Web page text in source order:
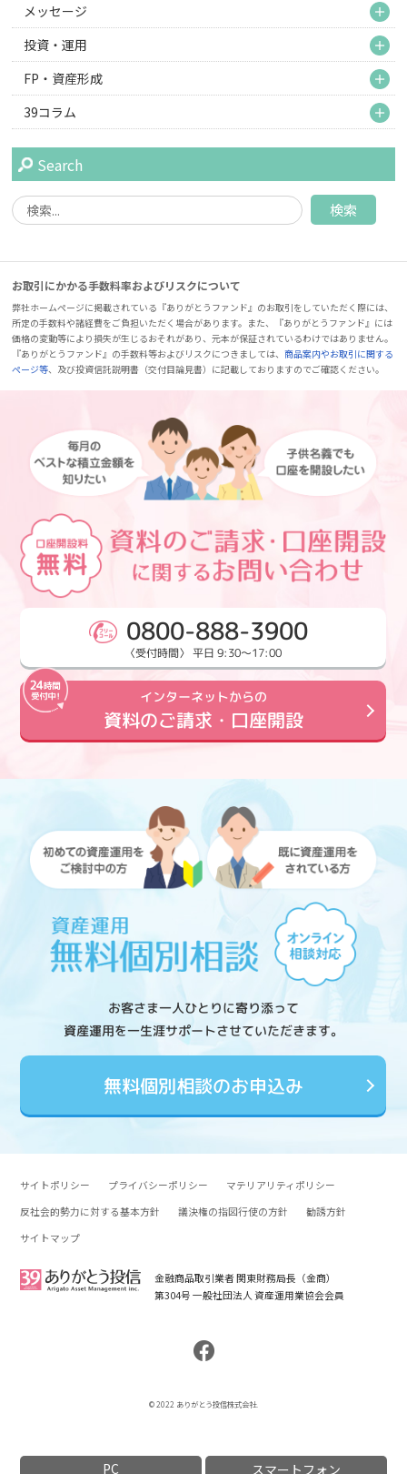
メッセージ
投資・運用
FP・資産形成
39コラム
Search
お取引にかかる手数料率およびリスクについて
弊社ホームページに掲載されている『ありがとうファンド』のお取引をしていただく際には、
所定の手数料や諸経費をご負担いただく場合があります。また、『ありがとうファンド』には
価格の変動等により損失が生じるおそれがあり、元本が保証されているわけではありません。
『ありがとうファンド』の手数料等およびリスクにつきましては、商品案内やお取引に関する
ページ等、及び投資信託説明書（交付目論見書）に記載しておりますのでご確認ください。
0800-888-3900
〈受付時間〉 平日 9:30～17:00
インターネットからの
資料のご請求・口座開設
お客さま一人ひとりに寄り添って
資産運用を一生涯サポートさせていただきます。
無料個別相談のお申込み
サイトポリシー プライバシーポリシー
マテリアリティポリシー
反社会的勢力に対する基本方針
議決権の指図行使の方針
勧誘方針
サイトマップ
金融商品取引業者 関東財務局長（金商）
第304号 一般社団法人 資産運用業協会会員
© 2022 ありがとう投信株式会社.
PC スマートフォン